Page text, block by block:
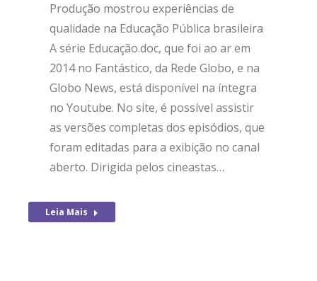
Produção mostrou experiências de
qualidade na Educação Pública brasileira
A série Educação.doc, que foi ao ar em
2014 no Fantástico, da Rede Globo, e na
Globo News, está disponível na íntegra
no Youtube. No site, é possível assistir
as versões completas dos episódios, que
foram editadas para a exibição no canal
aberto. Dirigida pelos cineastas…
Leia Mais